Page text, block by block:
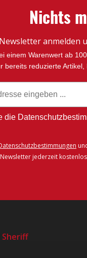
Nichts
anmelden
einem Warenwert ab
bereits reduzierte
die
jederzeit
Sheriff